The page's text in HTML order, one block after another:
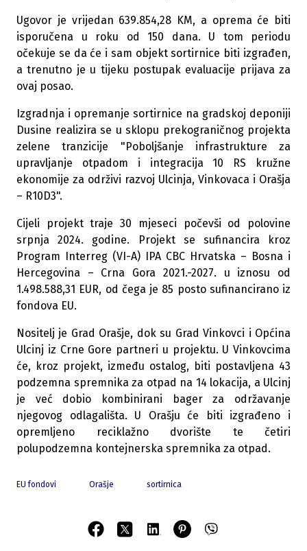
Ugovor je vrijedan 639.854,28 KM, a oprema će biti
isporučena u roku od 150 dana. U tom periodu
očekuje se da će i sam objekt sortirnice biti izgrađen,
a trenutno je u tijeku postupak evaluacije prijava za
ovaj posao.
Izgradnja i opremanje sortirnice na gradskoj deponiji
Dusine realizira se u sklopu prekograničnog projekta
zelene tranzicije "Poboljšanje infrastrukture za
upravljanje otpadom i integracija 10 RS kružne
ekonomije za održivi razvoj Ulcinja, Vinkovaca i Orašja
– R10D3".
Cijeli projekt traje 30 mjeseci počevši od polovine
srpnja 2024. godine. Projekt se sufinancira kroz
Program Interreg (VI-A) IPA CBC Hrvatska – Bosna i
Hercegovina – Crna Gora 2021.-2027. u iznosu od
1.498.588,31 EUR, od čega je 85 posto sufinancirano iz
fondova EU.
Nositelj je Grad Orašje, dok su Grad Vinkovci i Općina
Ulcinj iz Crne Gore partneri u projektu. U Vinkovcima
će, kroz projekt, između ostalog, biti postavljena 43
podzemna spremnika za otpad na 14 lokacija, a Ulcinj
je već dobio kombinirani bager za održavanje
njegovog odlagališta. U Orašju će biti izgrađeno i
opremljeno reciklažno dvorište te četiri
polupodzemna kontejnerska spremnika za otpad.
EU fondovi Orašje sortirnica